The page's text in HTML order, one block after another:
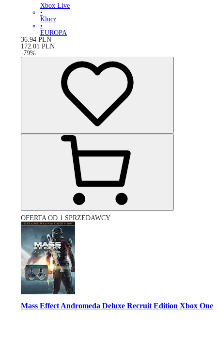
Xbox Live
•
Klucz
•
EUROPA
36.94 PLN
172.01 PLN
-79%
OFERTA OD 1 SPRZEDAWCY
Mass Effect Andromeda Deluxe Recruit Edition Xbox One